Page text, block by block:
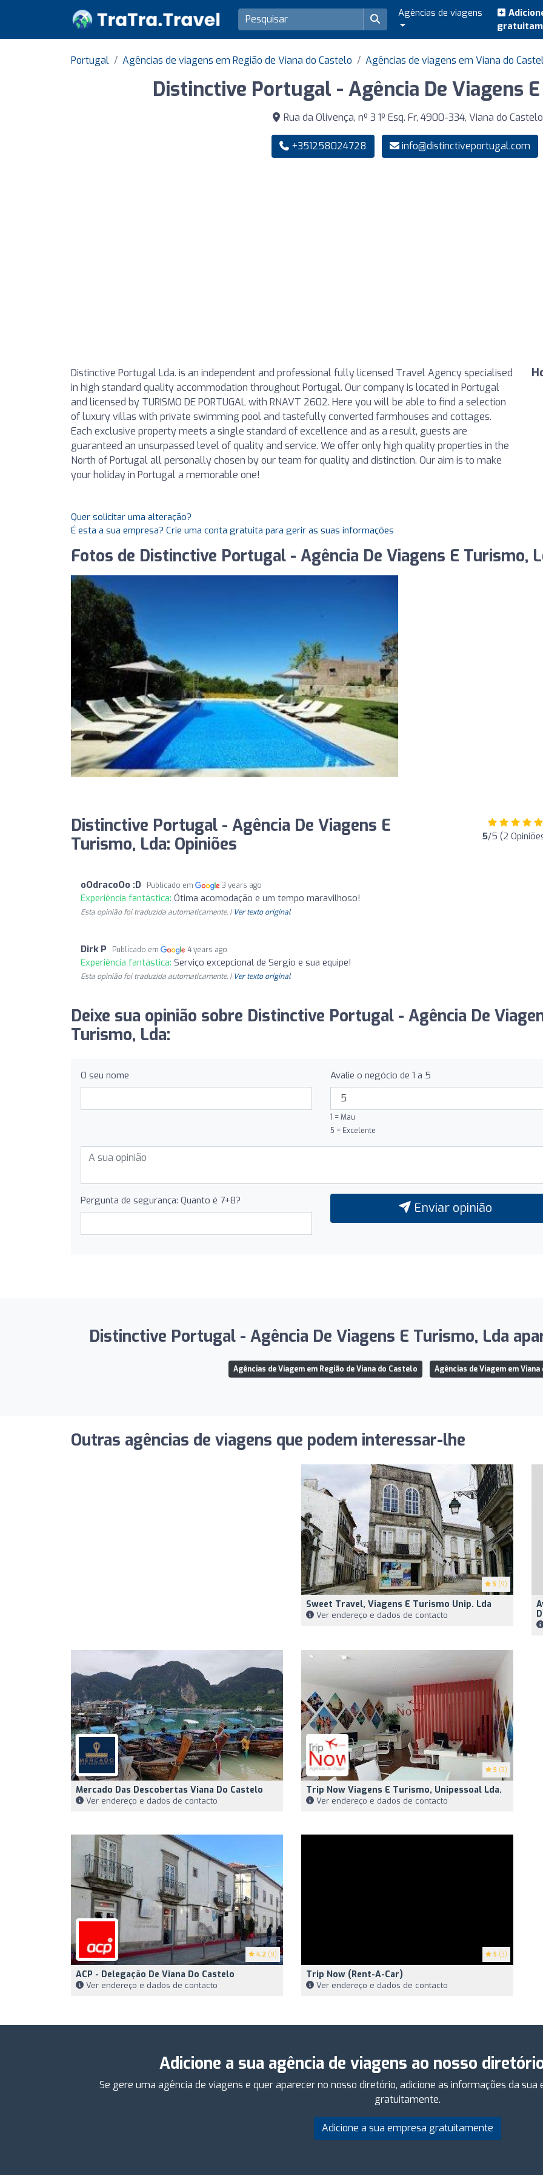
Agências de viagens
Portugal Agências de viagens em Região de Viana do Castelo Agências de viagens em Viana do
Distinctive Portugal - Agência De Viagens
Rua da Olivença, nº 3 1º Esq. Fr, 4900-334, Viana do Castelo
+351258024728 info@distinctiveportugal.com
Distinctive Portugal Lda. is an independent and professional fully licensed Travel Agency specialised
in high standard quality accommodation throughout Portugal. Our company is located in Portugal
and licensed by TURISMO DE PORTUGAL with RNAVT 2602. Here you will be able to find a selection
of luxury villas with private swimming pool and tastefully converted farmhouses and cottages.
Each exclusive property meets a single standard of excellence and as a result, guests are
guaranteed an unsurpassed level of quality and service. We offer only high quality properties in the
North of Portugal all personally chosen by our team for quality and distinction. Our aim is to make
your holiday in Portugal a memorable one!
Quer solicitar uma alteração?
É esta a sua empresa? Crie uma conta gratuita para gerir as suas informações
Fotos de Distinctive Portugal - Agência De Viagens E Turismo,
Distinctive Portugal - Agência De Viagens E
Turismo, Lda: Opiniões
5/5 (2
oOdracoOo :D Publicado em 3 years ago
Experiência fantástica: Ótima acomodação e um tempo maravilhoso!
Esta opinião foi traduzida automaticamente. | Ver texto original
Dirk P Publicado em 4 years ago
Experiência fantástica: Serviço excepcional de Sergio e sua equipe!
Esta opinião foi traduzida automaticamente. | Ver texto original
Deixe sua opinião sobre Distinctive Portugal - Agência De
Turismo, Lda:
O seu nome Avalie o negócio de 1 a 5
1 = Mau
5 = Excelente
Pergunta de segurança: Quanto é 7+8? Enviar opinião
Distinctive Portugal - Agência De Viagens E Turismo, Lda
Agências de Viagem em Região de Viana do Castelo Agências de Viagem em
Outras agências de viagens que podem interessar-lhe
5 (9)
Sweet Travel, Viagens E Turismo Unip. Lda
Ver endereço e dados de contacto
Mercado Das Descobertas Viana Do Castelo
Ver endereço e dados de contacto
5 (3)
Trip Now Viagens E Turismo, Unipessoal Lda.
Ver endereço e dados de contacto
4.2 (9)
ACP - Delegação De Viana Do Castelo
Ver endereço e dados de contacto
5 (3)
Trip Now (Rent-A-Car)
Ver endereço e dados de contacto
Adicione a sua agência de viagens ao nosso
Se gere uma agência de viagens e quer aparecer no nosso diretório, adicione as informações da
gratuitamente.
Adicione a sua empresa gratuitamente